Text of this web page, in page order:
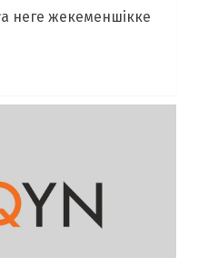
неге жекеменшікке